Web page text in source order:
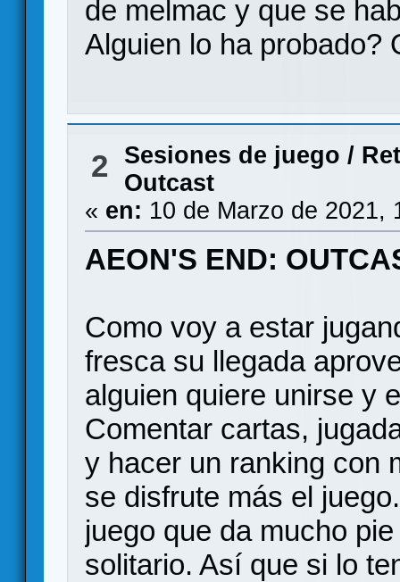
de melmac y que se
Alguien lo ha probado?
2 Sesiones de juego /
Outcast
« en: 10 de Marzo de 2021,
AEON'S END:
Como voy a estar
fresca su llegada
alguien quiere unirse y
Comentar cartas,
y hacer un ranking con
se disfrute más el
juego que da mucho
solitario. Así que si lo